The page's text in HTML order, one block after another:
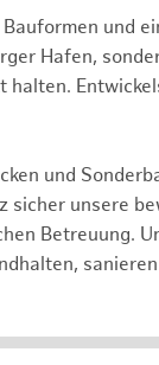
und
Hafen,
halten.
und
sicher unsere
Betreuung.